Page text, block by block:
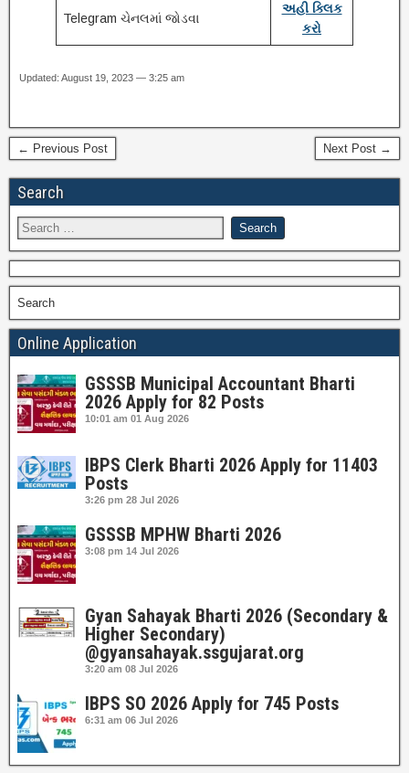
Telegram ચેનલમાં જોડવા
અહી ક્લિક
કરો
Updated: August 19, 2023 — 3:25 am
← Previous Post Next Post →
Search
Search
Online Application
GSSSB Municipal Accountant Bharti
2026 Apply for 82 Posts
10:01 am 01 Aug 2026
IBPS Clerk Bharti 2026 Apply for 11403
Posts
3:26 pm 28 Jul 2026
GSSSB MPHW Bharti 2026
3:08 pm 14 Jul 2026
Gyan Sahayak Bharti 2026 (Secondary &
Higher Secondary)
@gyansahayak.ssgujarat.org
3:20 am 08 Jul 2026
IBPS SO 2026 Apply for 745 Posts
6:31 am 06 Jul 2026